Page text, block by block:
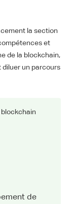
la section
et
de la blockchain,
diluer un parcours
blockchain
de